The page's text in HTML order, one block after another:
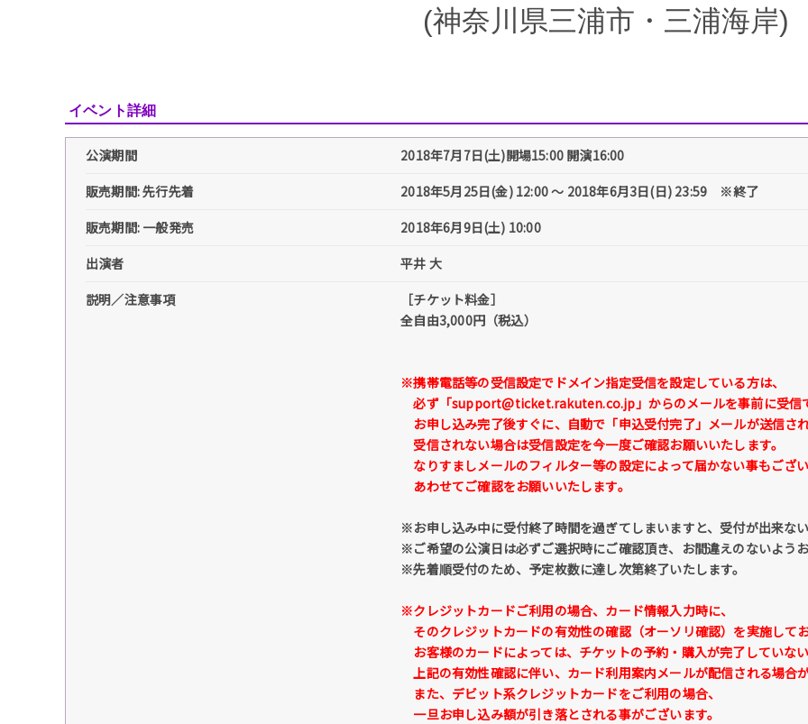
(神奈川県三浦市・三浦海岸)
イベント詳細
公演期間
2018年7月7日(土)開場15:00 開演16:00
販売期間: 先行先着
2018年5月25日(金) 12:00 ～ 2018年6月3日(日) 23:59 ※終了
販売期間: 一般発売
2018年6月9日(土) 10:00
出演者
平井 大
説明／注意事項
［チケット料金］
全自由3,000円（税込）
※携帯電話等の受信設定でドメイン指定受信を設定している方は、
必ず「support@ticket.rakuten.co.jp」 からのメールを事前に受信
お申し込み完了後すぐに、自動で「申込受付完了」メールが送信され
受信されない場合は受信設定を今一度ご確認お願いいたします。
なりすましメールのフィルター等の設定によって届かない事もござい
あわせてご確認をお願いいたします。
※お申し込み中に受付終了時間を過ぎてしまいますと、受付が出来な
※ご希望の公演日は必ずご選択時にご確認頂き、お間違えのないよう
※先着順受付のため、予定枚数に達し次第終了いたします。
※クレジットカードご利用の場合、カード情報入力時に、
そのクレジットカードの有効性の確認（オーソリ確認）を実施してお
お客様のカードによっては、チケットの予約・購入が完了していない
上記の有効性確認に伴い、カード利用案内メールが配信される場合が
また、デビット系クレジットカードをご利用の場合、
一旦お申し込み額が引き落とされる事がございます。